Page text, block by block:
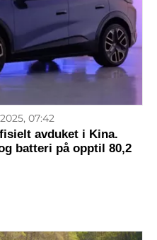
07:42
avduket i Kina.
batteri på opptil 80,2